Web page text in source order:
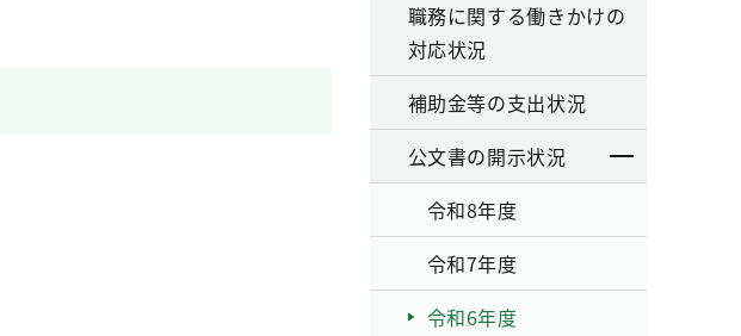
職務に関する働きかけの
対応状況
補助金等の支出状況
公文書の開示状況
令和8年度
令和7年度
令和6年度